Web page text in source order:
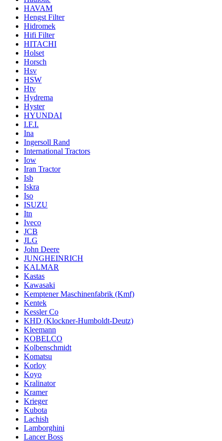
HAVAM
Hengst Filter
Hidromek
Hifi Filter
HITACHI
Holset
Horsch
Hsv
HSW
Htv
Hydrema
Hyster
HYUNDAI
I.F.I.
Ina
Ingersoll Rand
International Tractors
Iow
Iran Tractor
Isb
Iskra
Iso
ISUZU
Itn
Iveco
JCB
JLG
John Deere
JUNGHEINRICH
KALMAR
Kastas
Kawasaki
Kemptener Maschinenfabrik (Kmf)
Kentek
Kessler Co
KHD (Klockner-Humboldt-Deutz)
Kleemann
KOBELCO
Kolbenschmidt
Komatsu
Korloy
Koyo
Kralinator
Kramer
Krieger
Kubota
Lachish
Lamborghini
Lancer Boss